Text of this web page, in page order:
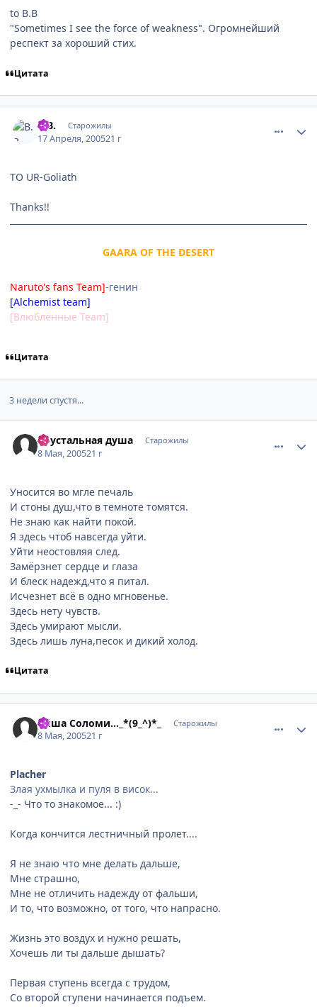
to B.B
"Sometimes I see the force of weakness". Огромнейший
респект за хороший стих.
Цитата
B.B. Старожилы
17 Апреля, 200521 г
TO UR-Goliath
Thanks!!
GAARA OF THE DESERT
Naruto's fans Team]-генин
[Alchemist team]
[Влюблённые Team]
Цитата
3 недели спустя...
Хрустальная душа Старожилы
8 Мая, 200521 г
Уносится во мгле печаль
И стоны душ,что в темноте томятся.
Не знаю как найти покой.
Я здесь чтоб навсегда уйти.
Уйти неостовляя след.
Замёрзнет сердце и глаза
И блеск надежд,что я питал.
Исчезнет всё в одно мгновенье.
Здесь нету чувств.
Здесь умирают мысли.
Здесь лишь луна,песок и дикий холод.
Цитата
Эйша Соломи..._*(9_^)*_ Старожилы
8 Мая, 200521 г
Placher
Злая ухмылка и пуля в висок...
-_- Что то знакомое... :)
Когда кончится лестничный пролет....
Я не знаю что мне делать дальше,
Мне страшно,
Мне не отличить надежду от фальши,
И то, что возможно, от того, что напрасно.
Жизнь это воздух и нужно решать,
Хочешь ли ты дальше дышать?
Первая ступень всегда с трудом,
Со второй ступени начинается подъем.